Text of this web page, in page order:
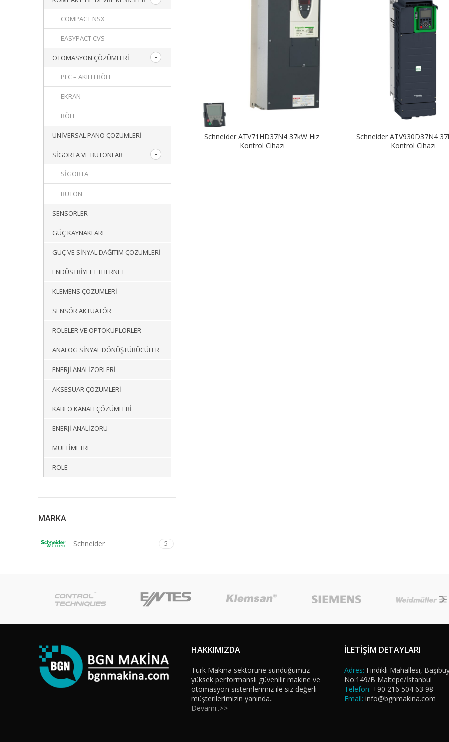
COMPACT NSX
EASYPACT CVS
OTOMASYON ÇÖZÜMLERI
PLC – AKILLI RÖLE
EKRAN
RÖLE
UNIVERSAL PANO ÇÖZÜMLERI
SIGORTA VE BUTONLAR
SIGORTA
BUTON
SENSÖRLER
GÜÇ KAYNAKLARI
GÜÇ VE SINYAL DAĞITIM ÇÖZÜMLERI
ENDÜSTRIYEL ETHERNET
KLEMENS ÇÖZÜMLERI
SENSÖR AKTUATÖR
RÖLELER VE OPTOKUPLÖRLER
ANALOG SINYAL DÖNÜŞTÜRÜCÜLER
ENERJI ANALIZÖRLERI
AKSESUAR ÇÖZÜMLERI
KABLO KANALI ÇÖZÜMLERI
ENERJI ANALIZÖRÜ
MULTIMETRE
RÖLE
MARKA
Schneider 5
Schneider ATV71HD37N4 37kW Hız
Kontrol Cihazı
Schneider ATV930D37N4
Kontrol Cihazı
HAKKIMIZDA
Türk Makina sektörüne sunduğumuz
yüksek performanslı güvenilir makine ve
otomasyon sistemlerimiz ile siz değerli
müşterilerimizin yanında..
Devamı..>>
İLETİŞİM DETAYLARI
Adres: Fındıklı Mahallesi,
No:149/B Maltepe/İstanbul
Telefon: +90 216 504 63 98
Email: info@bgnmakina.com